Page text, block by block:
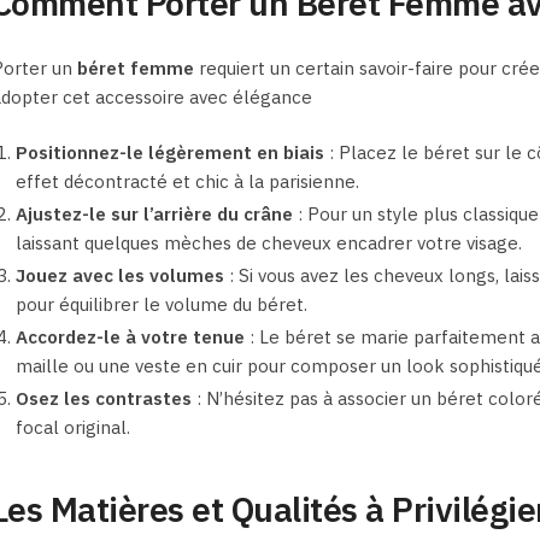
un béret femme requiert un certain savoir-faire pour
cet accessoire avec élégance
Positionnez-le légèrement en biais : Placez le béret sur le
effet décontracté et chic à la parisienne.
Ajustez-le sur l’arrière du crâne : Pour un style plus
laissant quelques mèches de cheveux encadrer votre visage.
Jouez avec les volumes : Si vous avez les cheveux longs,
pour équilibrer le volume du béret.
Accordez-le à votre tenue : Le béret se marie parfaitement
maille ou une veste en cuir pour composer un look
Osez les contrastes : N’hésitez pas à associer un béret
focal original.
Matières et Qualités à